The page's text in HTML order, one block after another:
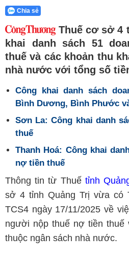
Chia sẻ
Thuế cơ sở 4
khai danh sách 51
thuế và các khoản thu
nhà nước với tổng số
Công khai danh sách
Bình Dương, Bình Phước
Sơn La: Công khai danh
thuế
Thanh Hoá: Công khai
nợ tiền thuế
Thông tin từ Thuế tỉnh
sở 4 tỉnh Quảng Trị vừa có
TCS4 ngày 17/11/2025 về
người nộp thuế nợ tiền thuế
thuộc ngân sách nhà nước.